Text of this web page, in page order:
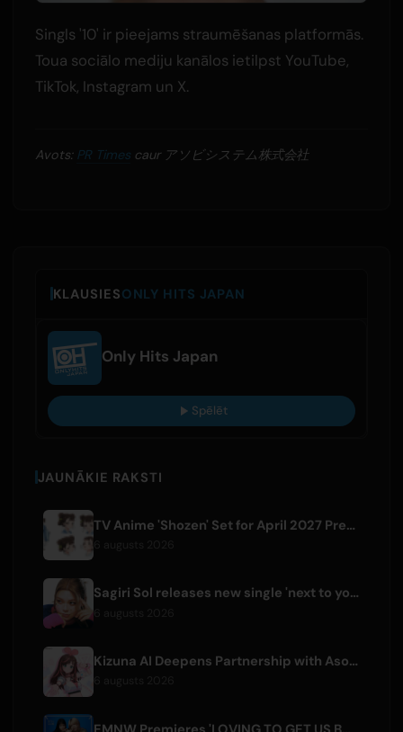
Singls '10' ir pieejams straumēšanas platformās.
Toua sociālo mediju kanālos ietilpst YouTube,
TikTok, Instagram un X.
Avots: PR Timescaur アソビシステム株式会社
KLAUSIESONLY HITS JAPAN
Only Hits Japan
Spēlēt
JAUNĀKIE RAKSTI
TV Anime 'Shozen' Set for April 2027 Premiere on Fuji TV
Sagiri Sol releases new single 'next to your love' after hiatus
Kizuna AI Deepens Partnership with Asobisystem Ahead of 10th Anniversary World Tour